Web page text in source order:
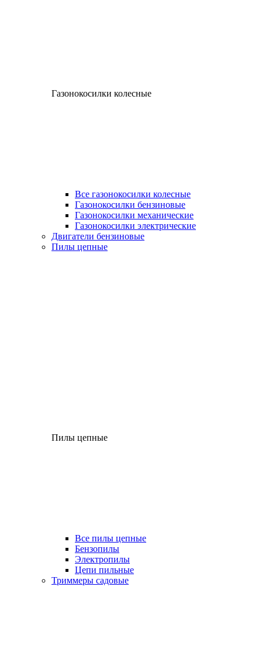
Газонокосилки колесные
Все газонокосилки колесные
Газонокосилки бензиновые
Газонокосилки механические
Газонокосилки электрические
Двигатели бензиновые
Пилы цепные
Пилы цепные
Все пилы цепные
Бензопилы
Электропилы
Цепи пильные
Триммеры садовые